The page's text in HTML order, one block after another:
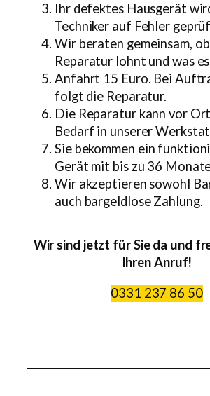
Ihr defektes Hausgerät
Techniker auf Fehler
Wir beraten gemeinsam,
Reparatur lohnt und was
Anfahrt 15 Euro. Bei
folgt die Reparatur.
Die Reparatur kann vor
Bedarf in unserer
Sie bekommen ein
Gerät mit bis zu 36
Wir akzeptieren sowohl
auch bargeldlose Zahlung.
Wir sind jetzt für Sie da und
Ihren Anruf!
0331 237 86 50